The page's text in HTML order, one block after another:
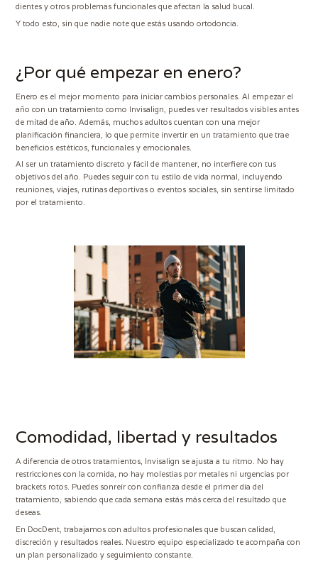
dientes y otros problemas funcionales que afectan la salud bucal.
Y todo esto, sin que nadie note que estás usando ortodoncia.
¿Por qué empezar en enero?
Enero es el mejor momento para iniciar cambios personales. Al empezar el
año con un tratamiento como Invisalign, puedes ver resultados visibles antes
de mitad de año. Además, muchos adultos cuentan con una mejor
planificación financiera, lo que permite invertir en un tratamiento que trae
beneficios estéticos, funcionales y emocionales.
Al ser un tratamiento discreto y fácil de mantener, no interfiere con tus
objetivos del año. Puedes seguir con tu estilo de vida normal, incluyendo
reuniones, viajes, rutinas deportivas o eventos sociales, sin sentirse limitado
por el tratamiento.
Comodidad, libertad y resultados
A diferencia de otros tratamientos, Invisalign se ajusta a tu ritmo. No hay
restricciones con la comida, no hay molestias por metales ni urgencias por
brackets rotos. Puedes sonreír con confianza desde el primer día del
tratamiento, sabiendo que cada semana estás más cerca del resultado que
deseas.
En DocDent, trabajamos con adultos profesionales que buscan calidad,
discreción y resultados reales. Nuestro equipo especializado te acompaña con
un plan personalizado y seguimiento constante.